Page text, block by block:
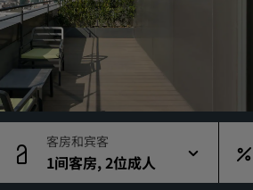
搜索航班
搜索餐厅
数字服务
客房和宾客
1间客房, 2位成人